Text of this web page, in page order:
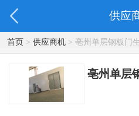
供应
首页> 供应商机> 亳州单层钢板门
亳州单层